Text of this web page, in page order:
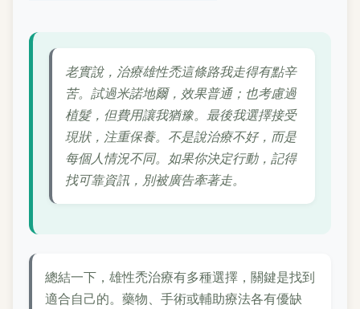
老實說，治療雄性禿這條路我走得有點辛
苦。試過米諾地爾，效果普通；也考慮過
植髮，但費用讓我猶豫。最後我選擇接受
現狀，注重保養。不是說治療不好，而是
每個人情況不同。如果你決定行動，記得
找可靠資訊，別被廣告牽著走。
總結一下，雄性禿治療有多種選擇，關鍵是找到
適合自己的。藥物、手術或輔助療法各有優缺